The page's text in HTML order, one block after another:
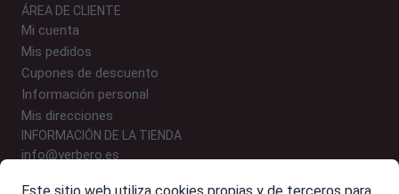
ÁREA DE CLIENTE
Mi cuenta
Mis pedidos
Cupones de descuento
Información personal
Mis direcciones
INFORMACIÓN DE LA TIENDA
info@yerbero.es